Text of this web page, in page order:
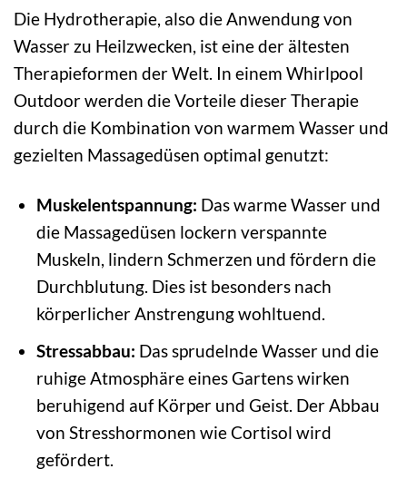
Die Hydrotherapie, also die Anwendung von
Wasser zu Heilzwecken, ist eine der ältesten
Therapieformen der Welt. In einem Whirlpool
Outdoor werden die Vorteile dieser Therapie
durch die Kombination von warmem Wasser und
gezielten Massagedüsen optimal genutzt:
Muskelentspannung: Das warme Wasser und
die Massagedüsen lockern verspannte
Muskeln, lindern Schmerzen und fördern die
Durchblutung. Dies ist besonders nach
körperlicher Anstrengung wohltuend.
Stressabbau: Das sprudelnde Wasser und die
ruhige Atmosphäre eines Gartens wirken
beruhigend auf Körper und Geist. Der Abbau
von Stresshormonen wie Cortisol wird
gefördert.